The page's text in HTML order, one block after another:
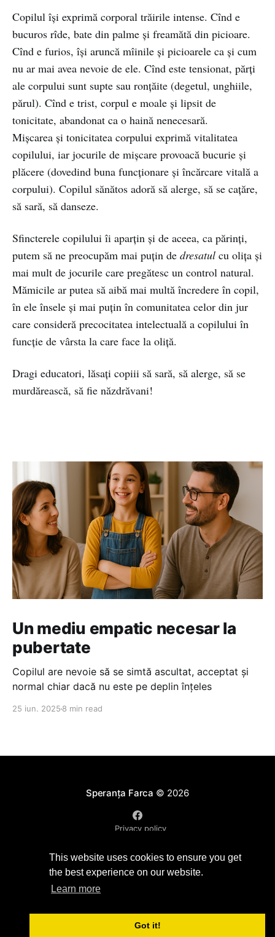
This website uses cookies to ensure you get
the best experience on our website.
Learn more
Got it!
Copilul îşi exprimă corporal trăirile intense. Cînd e
bucuros rîde, bate din palme şi freamătă din picioare.
Cînd e furios, îşi aruncă mîinile şi picioarele ca şi cum
nu ar mai avea nevoie de ele. Cînd este tensionat, părți
ale corpului sunt supte sau ronțăite (degetul, unghiile,
părul). Cînd e trist, corpul e moale şi lipsit de
tonicitate, abandonat ca o haină nenecesară.
Mişcarea şi tonicitatea corpului exprimă vitalitatea
copilului, iar jocurile de mişcare provoacă bucurie şi
plăcere (dovedind buna funcţionare şi încărcare vitală a
corpului). Copilul sănătos adoră să alerge, să se caţăre,
să sară, să danseze.
Sfincterele copilului îi aparțin și de aceea, ca părinți,
putem să ne preocupăm mai puțin de dresatul cu olița și
mai mult de jocurile care pregătesc un control natural.
Mămicile ar putea să aibă mai multă încredere în copil,
în ele însele și mai puțin în comunitatea celor din jur
care consideră precocitatea intelectuală a copilului în
funcție de vârsta la care face la oliță.
Dragi educatori, lăsați copiii să sară, să alerge, să se
murdărească, să fie năzdrăvani!
Un mediu empatic necesar la
pubertate
Copilul are nevoie să se simtă ascultat, acceptat și
normal chiar dacă nu este pe deplin înțeles
25 iun. 2025 8 min read
Speranța Farca © 2026
Privacy policy
Powered by Ghost